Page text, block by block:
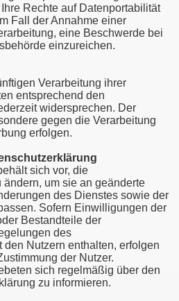
Rechte auf Datenportabilität
Fall der Annahme einer
eine Beschwerde bei
einzureichen.
Verarbeitung ihrer
entsprechend den
widersprechen. Der
gegen die Verarbeitung
erfolgen.
sich vor, die
um sie an geänderte
des Dienstes sowie der
Sofern Einwilligungen der
Bestandteile der
des
den Nutzern enthalten, erfolgen
der Nutzer.
sich regelmäßig über den
zu informieren.